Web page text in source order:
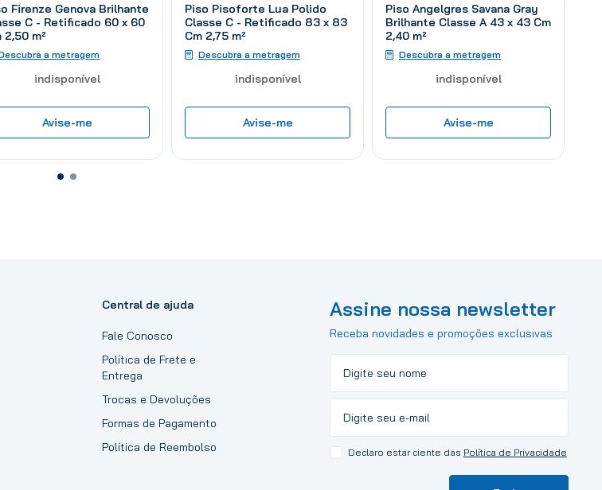
Firenze Genova Brilhante
C - Retificado 60 x 60
2,50 m²
a metragem
indisponível
Avise-me
Piso Pisoforte Lua Polido
Classe C - Retificado 83 x 83
Cm 2,75 m²
Descubra a metragem
indisponível
Avise-me
Piso Angelgres Savana Gray
Brilhante Classe A 43 x 43 Cm
2,40 m²
Descubra a metragem
indisponível
Avise-me
Central de ajuda
Fale Conosco
Política de Frete e
Entrega
Trocas e Devoluções
Formas de Pagamento
Política de Reembolso
Assine nossa newsletter
Receba novidades e promoções exclusivas
Declaro estar ciente das Política de Privacidade